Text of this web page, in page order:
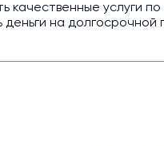
услуги
на долгосрочной